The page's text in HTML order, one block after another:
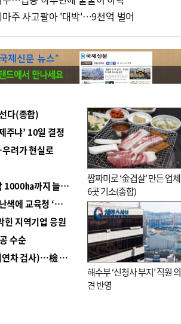
주 사고팔아 '대박'…9천억 벌어
다(종합)
주냐’ 10일 결정
려가 현실로
■ 경남 농정 비전 ‘잘 사는 농촌’…스마트팜 1000㏊까지 늘린다
■ 교육혁신선도지 공모 코앞인데…구·군 난색에 교육청 ‘쩔쩔’
지역기업 응원
수순
■ 검사 신분 버리고 직급하향(10년 이하 저연차 검사)…檢 중수청행 기피
짬짜미로 ‘金겹살’ 만든 업체
6곳 기소(종합)
해수부 ‘신청사 부지’ 직원 의
견 반영